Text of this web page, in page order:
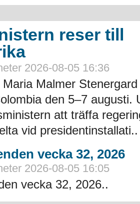
reser till
2026-08-05 16:36
Malmer
den 5–7 augusti.
att träffa
vid presidentinstallati..
vecka 32, 2026
2026-08-05 16:05
vecka 32, 2026..